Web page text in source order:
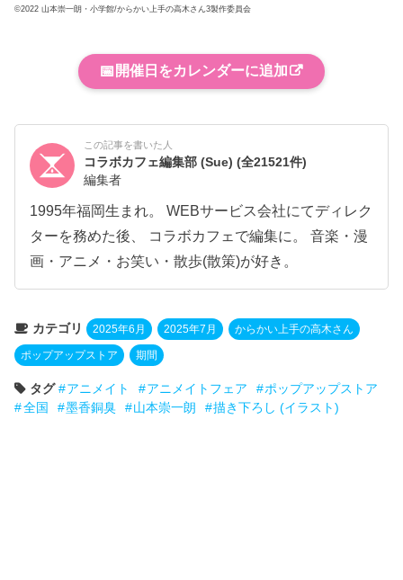
©2022 山本崇一朗・小学館/からかい上手の高木さん3製作委員会
📅 開催日をカレンダーに追加
この記事を書いた人
コラボカフェ編集部 (Sue)(全21521件)
編集者
1995年福岡生まれ。 WEBサービス会社にてディレク
ターを務めた後、 コラボカフェで編集に。 音楽・漫
画・アニメ・お笑い・散歩(散策)が好き。
カテゴリ 2025年6月 2025年7月 からかい上手の高木さん
ポップアップストア 期間
タグ アニメイト アニメイトフェア
ポップアップストア
全国
墨香銅臭 山本崇一朗 描き下ろし (イラスト)